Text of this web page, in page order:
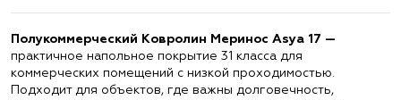
Полукоммерческий Ковролин Меринос Asya 17 —
практичное напольное покрытие 31 класса для
коммерческих помещений с низкой проходимостью.
Подходит для объектов, где важны долговечность,